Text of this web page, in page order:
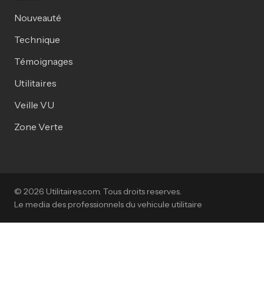
Nouveauté
Technique
Témoignages
Utilitaires
Veille VU
Zone Verte
© 2026 Utilitaires.com. Tous droits reserves.
Le media des professionnels du vehicule utilitaire